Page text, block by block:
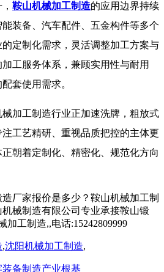
鞍山机械加工制造的应用边界持续
装备、汽车配件、五金构件等多个
定制化需求，灵活调整加工方案与
工服务体系，兼顾实用性与耐用
套使用需求。
加工制造行业正加速洗牌，粗放式
工艺精研、重视品质把控的主体更
朝着定制化、精密化、规范化方向
厂家报价是多少？鞍山机械加工制
械制造有限公司专业承接鞍山锻
加工制造,,电话:15242809999
,沈阳机械加工制造,
备制造产业根基